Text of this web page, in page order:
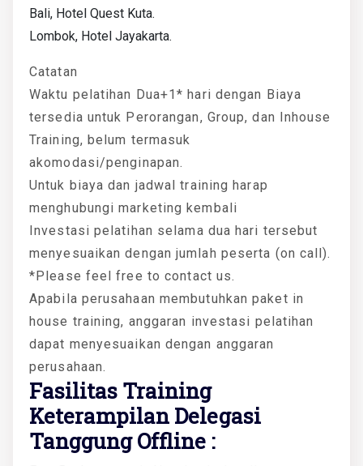
Bali, Hotel Quest Kuta.
Lombok, Hotel Jayakarta.
Catatan
Waktu pelatihan Dua+1* hari dengan Biaya
tersedia untuk Perorangan, Group, dan Inhouse
Training, belum termasuk
akomodasi/penginapan.
Untuk biaya dan jadwal training harap
menghubungi marketing kembali
Investasi pelatihan selama dua hari tersebut
menyesuaikan dengan jumlah peserta (on call).
*Please feel free to contact us.
Apabila perusahaan membutuhkan paket in
house training, anggaran investasi pelatihan
dapat menyesuaikan dengan anggaran
perusahaan.
Fasilitas Training
Keterampilan Delegasi
Tanggung Offline :